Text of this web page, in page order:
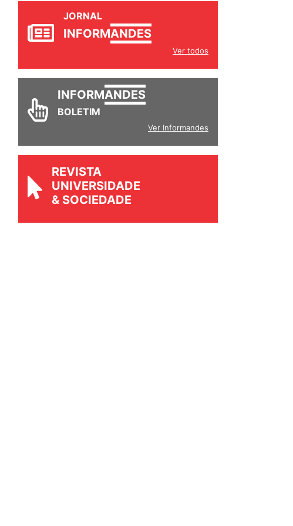
JORNAL
Ver todos
INFORM
Ver Informandes
REVISTA
UNIVERSIDADE